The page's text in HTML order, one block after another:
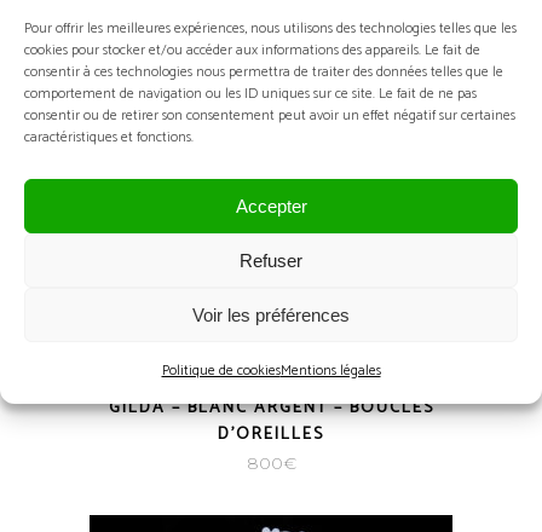
Pour offrir les meilleures expériences, nous utilisons des technologies telles que les
cookies pour stocker et/ou accéder aux informations des appareils. Le fait de
consentir à ces technologies nous permettra de traiter des données telles que le
comportement de navigation ou les ID uniques sur ce site. Le fait de ne pas
consentir ou de retirer son consentement peut avoir un effet négatif sur certaines
caractéristiques et fonctions.
Accepter
Refuser
Voir les préférences
Politique de cookiesMentions légales
VOUS AIMEREZ PEUT-ÊTRE AUSSI…
GILDA – BLANC ARGENT – BOUCLES
D’OREILLES
800€